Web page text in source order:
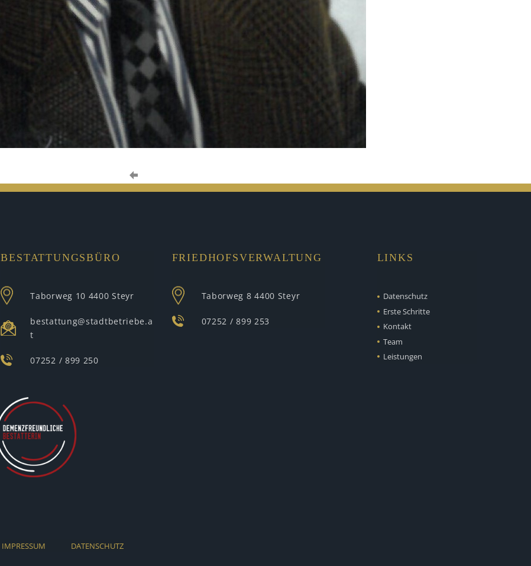
BESTATTUNGSBÜRO
Taborweg 10 4400 Steyr
bestattung@stadtbetriebe.a
t
07252 / 899 250
FRIEDHOFSVERWALTUNG
Taborweg 8 4400 Steyr
07252 / 899 253
LINKS
Datenschutz
Erste Schritte
Kontakt
Team
Leistungen
IMPRESSUM DATENSCHUTZ